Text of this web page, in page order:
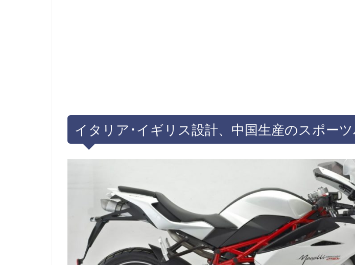
イタリア･イギリス設計、中国生産のスポー